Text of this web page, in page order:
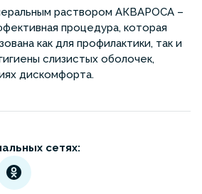
раствором АКВАРОСА –
процедура, которая
как для профилактики, так и
слизистых оболочек,
дискомфорта.
сетях: